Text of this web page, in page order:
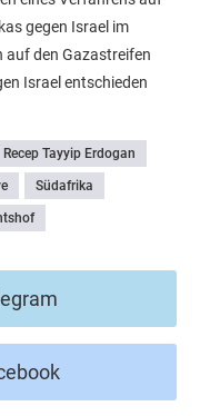
gegen Israel im
den Gazastreifen
Israel entschieden
Recep Tayyip Erdogan
Südafrika